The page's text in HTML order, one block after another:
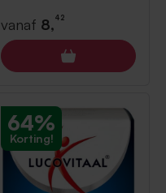
vanaf 8,42
64%
Korting!